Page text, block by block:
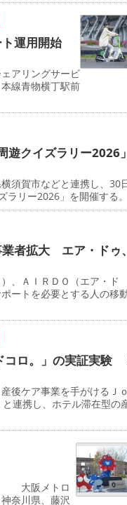
運用開始
アリングサービ
線青物横丁駅前
遊クイズラリー2026
須賀市などと連携し、30
リー2026」を開催する。
者拡大 エア・ドゥ
、ＡＩＲＤＯ（エア・ド
ートを必要とする人の移
コロ。」の実証実験
後ケア事業を手がけるＪ
連携し、ホテル滞在型の
大阪メトロ
奈川県、藤沢